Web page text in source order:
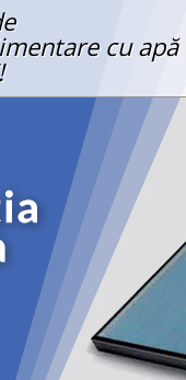
cu apă